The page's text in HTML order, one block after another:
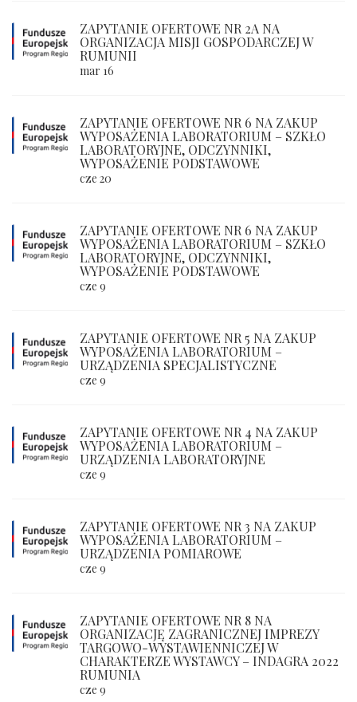
ZAPYTANIE OFERTOWE NR 2A NA
ORGANIZACJA MISJI GOSPODARCZEJ W
RUMUNII
mar 16
ZAPYTANIE OFERTOWE NR 6 NA ZAKUP
WYPOSAŻENIA LABORATORIUM – SZKŁO
LABORATORYJNE, ODCZYNNIKI,
WYPOSAŻENIE PODSTAWOWE
cze 20
ZAPYTANIE OFERTOWE NR 6 NA ZAKUP
WYPOSAŻENIA LABORATORIUM – SZKŁO
LABORATORYJNE, ODCZYNNIKI,
WYPOSAŻENIE PODSTAWOWE
cze 9
ZAPYTANIE OFERTOWE NR 5 NA ZAKUP
WYPOSAŻENIA LABORATORIUM –
URZĄDZENIA SPECJALISTYCZNE
cze 9
ZAPYTANIE OFERTOWE NR 4 NA ZAKUP
WYPOSAŻENIA LABORATORIUM –
URZĄDZENIA LABORATORYJNE
cze 9
ZAPYTANIE OFERTOWE NR 3 NA ZAKUP
WYPOSAŻENIA LABORATORIUM –
URZĄDZENIA POMIAROWE
cze 9
ZAPYTANIE OFERTOWE NR 8 NA
ORGANIZACJĘ ZAGRANICZNEJ IMPREZY
TARGOWO-WYSTAWIENNICZEJ W
CHARAKTERZE WYSTAWCY – INDAGRA 2022
RUMUNIA
cze 9